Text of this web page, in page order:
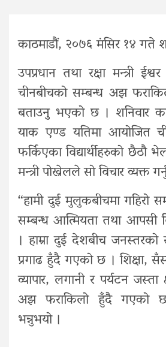
काठमाडौं, २०७६ मंसिर १४ गते
उपप्रधान तथा रक्षा मन्त्री
चीनबीचको सम्बन्ध अझ
बताउनुु भएको छ । शनिवार
याक एण्ड यतिमा आयोजित
फर्किएका विद्यार्थीहरुको छैठौ
मन्त्री पोख्रेलले सो विचार व्यक्त
“हामी दुई मुलुकबीचमा गहिरो
सम्बन्ध आत्मियता तथा आपसी
। हाम्रा दुई देशबीच जनस्तरको
प्रगाढ हुँदै गएको छ । शिक्षा,
व्यापार, लगानी र पर्यटन जस्ता
अझ फराकिलो हुँदै गएको
भन्नुभयो ।